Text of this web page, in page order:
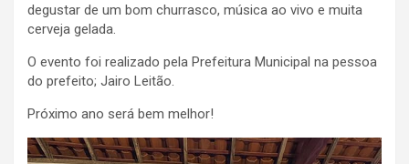
degustar de um bom churrasco, música ao vivo e muita
cerveja gelada.
O evento foi realizado pela Prefeitura Municipal na pessoa
do prefeito; Jairo Leitão.
Próximo ano será bem melhor!